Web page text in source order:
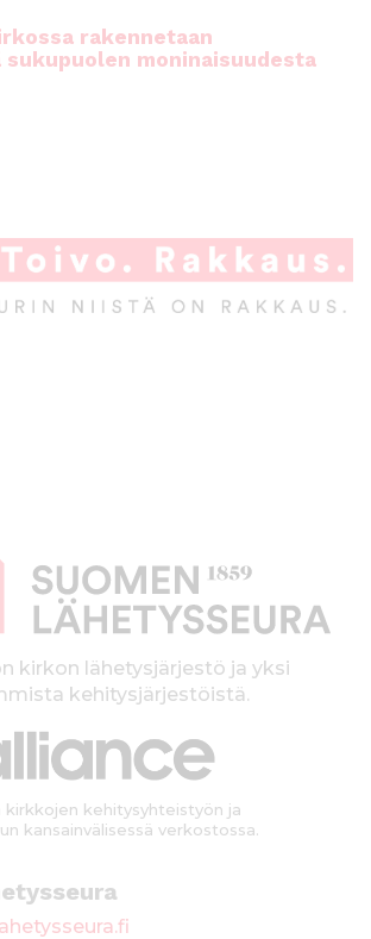
rakennetaan
moninaisuudesta
kirkon lähetysjärjestö ja yksi
kehitysjärjestöistä.
kirkkojen kehitysyhteistyön ja
kansainvälisessä verkostossa.